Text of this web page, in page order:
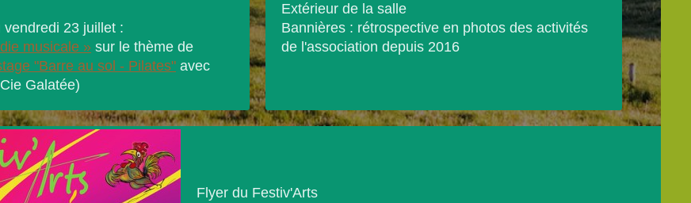
vendredi 23 juillet :
musicale » sur le thème de
"Barre au sol - Pilates" avec
Galatée)
Extérieur de la salle
Bannières : rétrospective en photos des activités
de l'association depuis 2016
Flyer du Festiv'Arts